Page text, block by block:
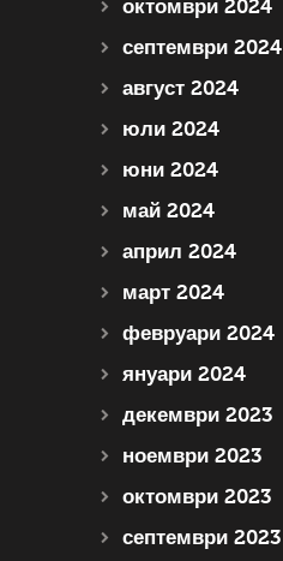
октомври 2024
септември 2024
август 2024
юли 2024
юни 2024
май 2024
април 2024
март 2024
февруари 2024
януари 2024
декември 2023
ноември 2023
октомври 2023
септември 2023